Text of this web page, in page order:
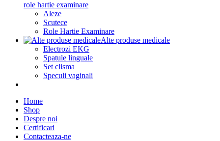
role hartie examinare
Aleze
Scutece
Role Hartie Examinare
Alte produse medicale
Electrozi EKG
Spatule linguale
Set clisma
Speculi vaginali
Home
Shop
Despre noi
Certificari
Contacteaza-ne